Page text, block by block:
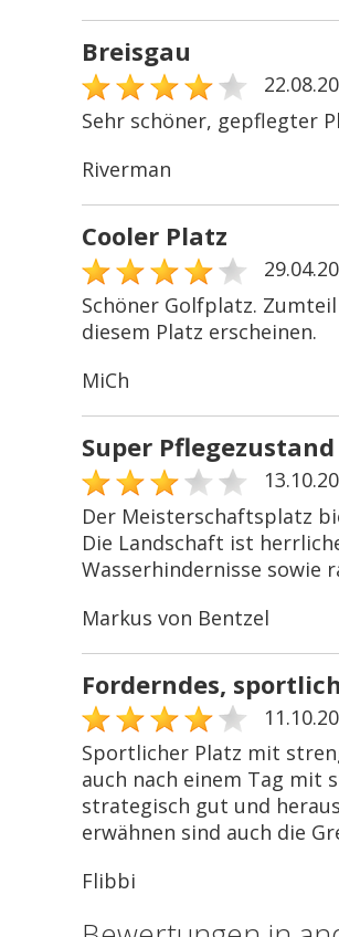
Breisgau
Sehr schöner, gepflegter
Riverman
Cooler Platz
Schöner Golfplatz.
diesem Platz erscheinen.
MiCh
Super Pflegezustand
Der Meisterschaftsplatz
Die Landschaft ist
Wasserhindernisse sowie
Markus von Bentzel
Forderndes,
Sportlicher Platz mit
auch nach einem Tag mit
strategisch gut und
erwähnen sind auch die
Flibbi